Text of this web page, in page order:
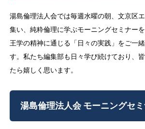
湯島倫理法人会では毎週水曜の朝、文京区
集い、純粋倫理に学ぶモーニングセミナー
王学の精神に通じる「日々の実践」をご一
す。私たち編集部も日々学び続けており、
たら嬉しく思います。
湯島倫理法人会 モーニングセ